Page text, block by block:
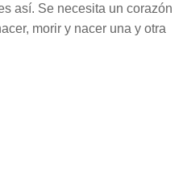
así. Se necesita un corazón
morir y nacer una y otra